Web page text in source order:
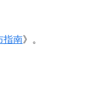
指南》。